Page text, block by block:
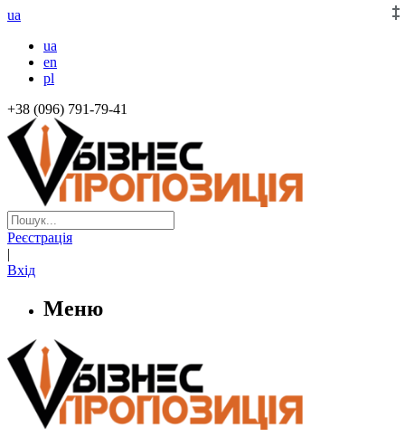
ua
ua
en
pl
+38 (096) 791-79-41
Реєстрація
|
Вхід
Меню